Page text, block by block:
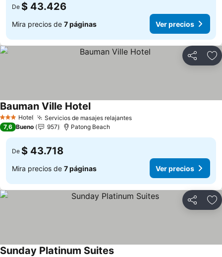
De $ 43.426
Mira precios de 7 páginas Ver precios
Compartir
3 Estrellas
Hotel Servicios de masajes relajantes
Bauman Ville Hotel
7,6 Bueno 957 Patong Beach
De $ 43.718
Mira precios de 7 páginas Ver precios
Compartir
Sunday Platinum Suites